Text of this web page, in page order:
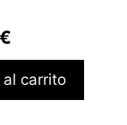
€
carrito